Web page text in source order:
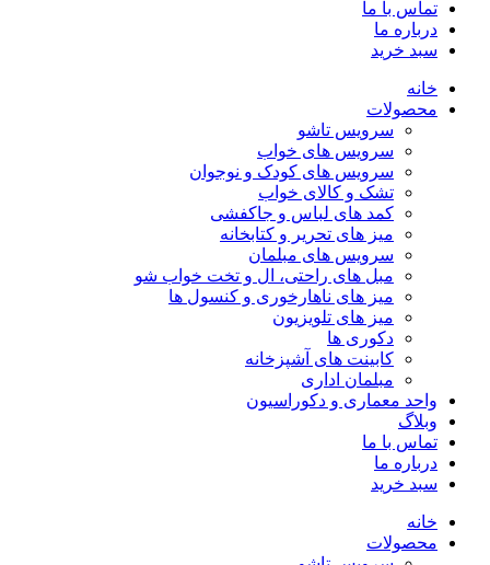
تماس با ما
درباره ما
سبد خرید
خانه
محصولات
سرویس تاشو
سرویس های خواب
سرویس های کودک و نوجوان
تشک و کالای خواب
کمد های لباس و جاکفشی
میز های تحریر و کتابخانه
سرویس های مبلمان
مبل های راحتی، ال و تخت خواب شو
میز های ناهارخوری و کنسول ها
میز های تلویزیون
دکوری ها
کابینت های آشپزخانه
مبلمان اداری
واحد معماری و دکوراسیون
وبلاگ
تماس با ما
درباره ما
سبد خرید
خانه
محصولات